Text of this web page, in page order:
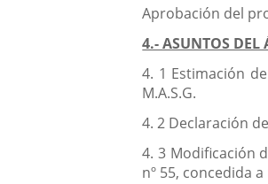
Aprobación del
4.- ASUNTOS DEL
4. 1 Estimación
M.A.S.G.
4. 2 Declaración
4. 3 Modificación
nº 55, concedida a